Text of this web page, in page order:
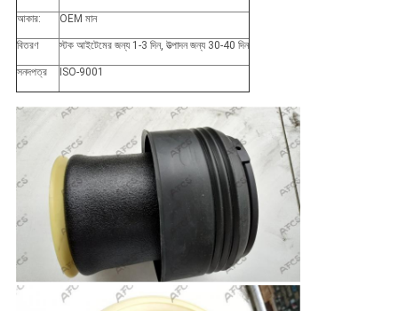
আকার: OEM মান
বিতরণ স্টক আইটেমের জন্য 1-3 দিন, উত্পাদন জন্য 30-40 দিন
সনদপত্র ISO-9001